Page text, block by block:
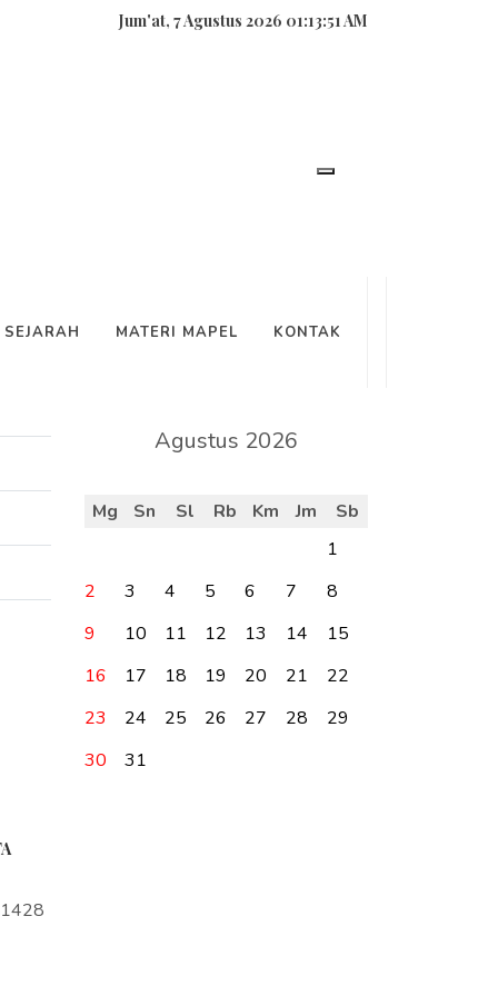
Jum'at, 7 Agustus 2026 01:13:51 AM
SEJARAH MATERI MAPEL KONTAK
Agustus 2026
Mg Sn Sl Rb Km Jm
Sb
1
2
3 4 5 6 7
8
9
10 11 12 13 14
15
16
17 18 19 20 21
22
23
24 25 26 27 28
29
30
31